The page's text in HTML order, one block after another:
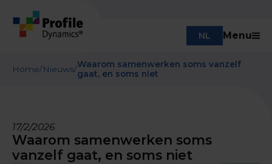
NL Menu
Home/Nieuws/Waarom samenwerken soms vanzelf
gaat, en soms niet
17/2/2026
Waarom samenwerken soms
vanzelf gaat, en soms niet